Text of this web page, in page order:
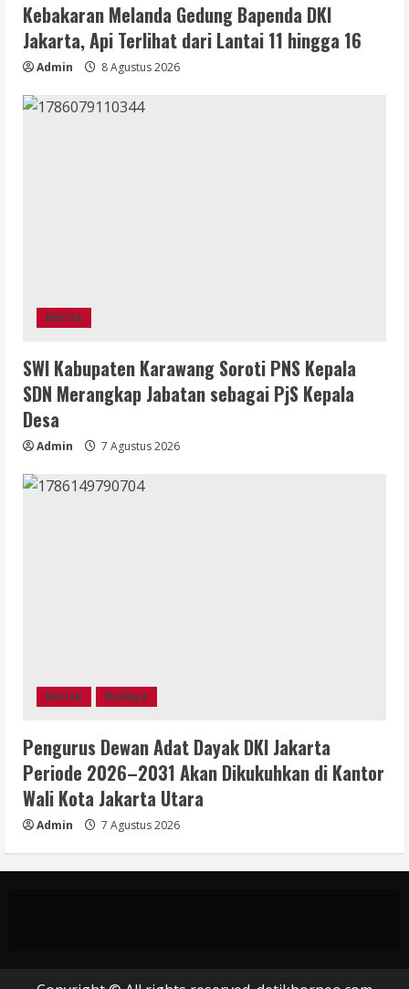
Kebakaran Melanda Gedung Bapenda DKI
Jakarta, Api Terlihat dari Lantai 11 hingga 16
Admin 8 Agustus 2026
Berita
SWI Kabupaten Karawang Soroti PNS Kepala
SDN Merangkap Jabatan sebagai PjS Kepala
Desa
Admin 7 Agustus 2026
Berita Budaya
Pengurus Dewan Adat Dayak DKI Jakarta
Periode 2026–2031 Akan Dikukuhkan di Kantor
Wali Kota Jakarta Utara
Admin 7 Agustus 2026